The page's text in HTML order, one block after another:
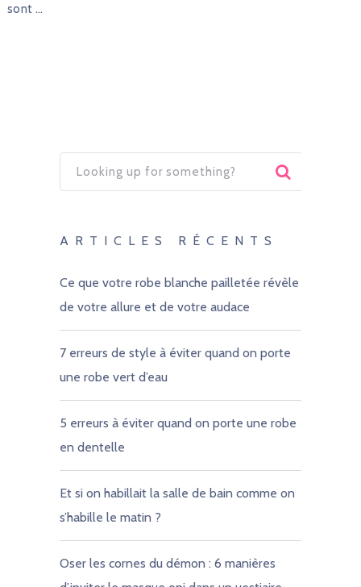
sont …
ARTICLES RÉCENTS
Ce que votre robe blanche pailletée révèle
de votre allure et de votre audace
7 erreurs de style à éviter quand on porte
une robe vert d’eau
5 erreurs à éviter quand on porte une robe
en dentelle
Et si on habillait la salle de bain comme on
s’habille le matin ?
Oser les cornes du démon : 6 manières